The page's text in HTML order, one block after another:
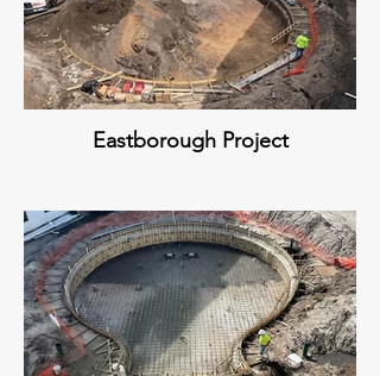
Eastborough Project